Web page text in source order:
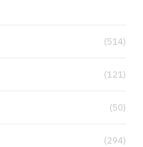
(514)
(121)
(50)
(294)